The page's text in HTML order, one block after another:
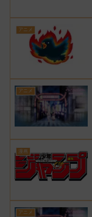
アニメ
アニメ
漫画
アニメ